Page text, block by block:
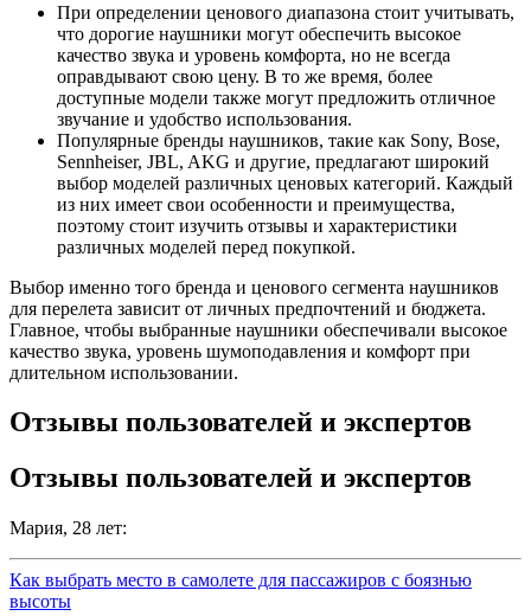
При определении ценового диапазона стоит учитывать,
что дорогие наушники могут обеспечить высокое
качество звука и уровень комфорта, но не всегда
оправдывают свою цену. В то же время, более
доступные модели также могут предложить отличное
звучание и удобство использования.
Популярные бренды наушников, такие как Sony, Bose,
Sennheiser, JBL, AKG и другие, предлагают широкий
выбор моделей различных ценовых категорий. Каждый
из них имеет свои особенности и преимущества,
поэтому стоит изучить отзывы и характеристики
различных моделей перед покупкой.
Выбор именно того бренда и ценового сегмента наушников
для перелета зависит от личных предпочтений и бюджета.
Главное, чтобы выбранные наушники обеспечивали высокое
качество звука, уровень шумоподавления и комфорт при
длительном использовании.
Отзывы пользователей и экспертов
Отзывы пользователей и экспертов
Мария, 28 лет:
Как выбрать место в самолете для пассажиров с боязнью
высоты